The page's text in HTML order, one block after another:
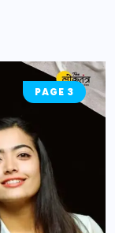
PAGE 3